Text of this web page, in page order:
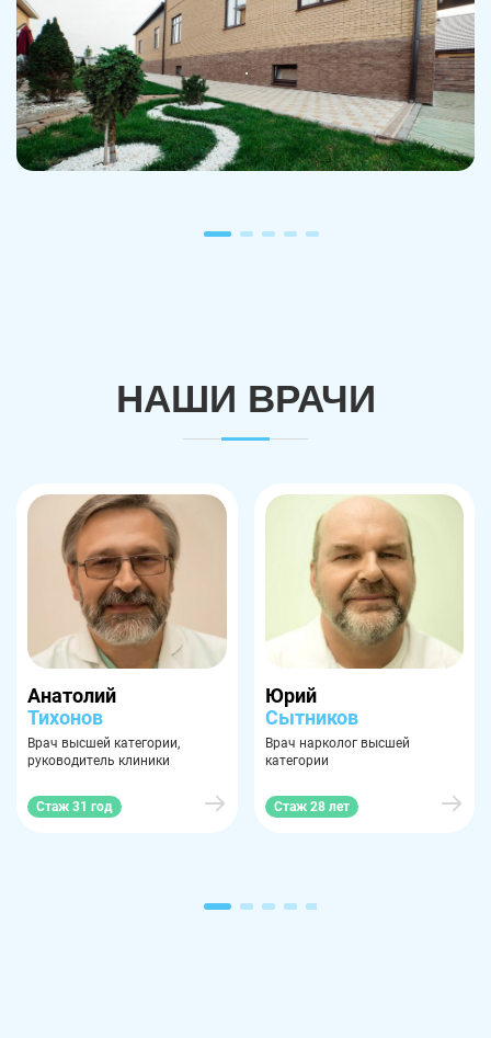
НАШИ ВРАЧИ
Анатолий
Тихонов
Врач высшей категории,
руководитель клиники
Стаж 31 год
Юрий
Сытников
Врач нарколог высшей
категории
Стаж 28 лет
Троицк Озерск
Копейск Миасс
Златоуст Магнитогорск